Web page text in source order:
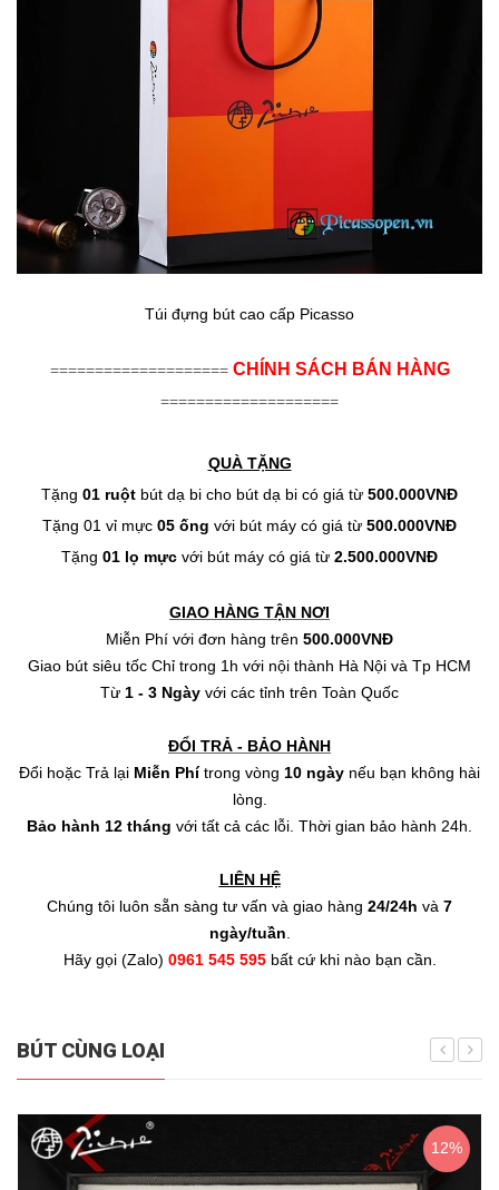
Túi đựng bút cao cấp Picasso
==================== CHÍNH SÁCH BÁN HÀNG
====================
QUÀ TẶNG
Tặng 01 ruột bút dạ bi cho bút dạ bi có giá từ 500.000VNĐ
Tặng 01 vỉ mực 05 ống với bút máy có giá từ 500.000VNĐ
Tặng 01 lọ mực với bút máy có giá từ 2.500.000VNĐ
GIAO HÀNG TẬN NƠI
Miễn Phí với đơn hàng trên 500.000VNĐ
Giao bút siêu tốc Chỉ trong 1h với nội thành Hà Nội và Tp HCM
Từ 1 - 3 Ngày với các tỉnh trên Toàn Quốc
ĐỔI TRẢ - BẢO HÀNH
Đổi hoặc Trả lại Miễn Phítrong vòng 10 ngày nếu bạn không hài
lòng.
Bảo hành 12 tháng với tất cả các lỗi. Thời gian bảo hành 24h.
LIÊN HỆ
Chúng tôi luôn sẵn sàng tư vấn và giao hàng 24/24h và 7
ngày/tuần
Hãy gọi (Zalo) 0961 545 595bất cứ khi nào bạn cần.
BÚT CÙNG LOẠI
12%